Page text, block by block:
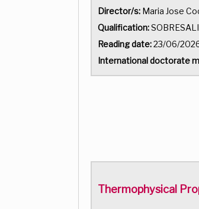
Director/s: Maria Jose
Qualification:
Reading date:23/06/
International doctorate
Thermophysical